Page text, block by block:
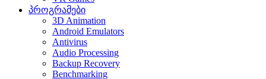
პროგრამები
3D Animation
Android Emulators
Antivirus
Audio Processing
Backup Recovery
Benchmarking